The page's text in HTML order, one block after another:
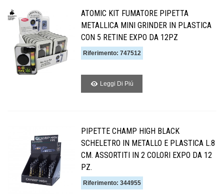
ATOMIC KIT FUMATORE PIPETTA
METALLICA MINI GRINDER IN PLASTICA
CON 5 RETINE EXPO DA 12PZ
Riferimento: 747512
Leggi Di Piú
PIPETTE CHAMP HIGH BLACK
SCHELETRO IN METALLO E PLASTICA L.8
CM. ASSORTITI IN 2 COLORI EXPO DA 12
PZ.
Riferimento: 344955